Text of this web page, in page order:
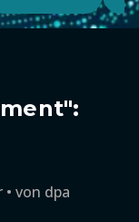
von dpa